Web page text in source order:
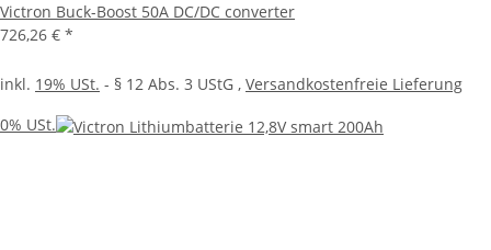
Victron Buck-Boost 50A DC/DC converter
726,26 € *
inkl. 19% USt. - § 12 Abs. 3 UStG , Versandkostenfreie Lieferung
0% USt.